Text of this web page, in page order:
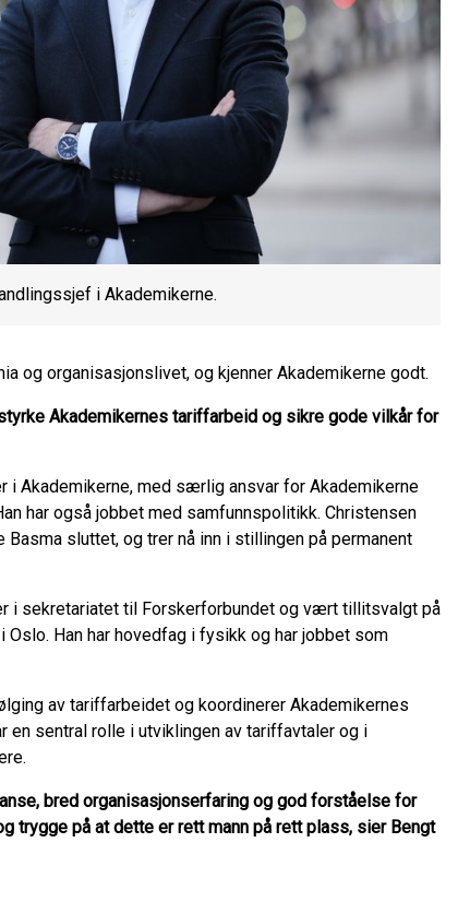
i Akademikerne.
og organisasjonslivet, og kjenner Akademikerne godt.
Akademikernes tariffarbeid og sikre gode vilkår for
i Akademikerne, med særlig ansvar for Akademikerne
har også jobbet med samfunnspolitikk. Christensen
sluttet, og trer nå inn i stillingen på permanent
i sekretariatet til Forskerforbundet og vært tillitsvalgt på
Han har hovedfag i fysikk og har jobbet som
av tariffarbeidet og koordinerer Akademikernes
en sentral rolle i utviklingen av tariffavtaler og i
bred organisasjonserfaring og god forståelse for
trygge på at dette er rett mann på rett plass, sier Bengt